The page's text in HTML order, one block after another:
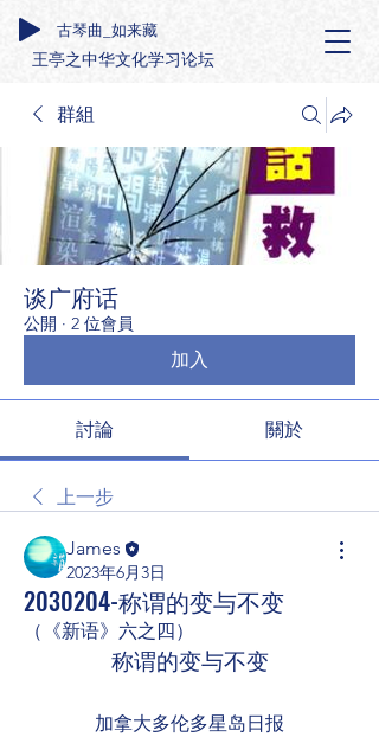
古琴曲_如来藏
王亭之中华文化学习论坛
群組
谈广府话
公開 · 2 位會員
加入
討論 關於
上一步
James
2023年6月3日
2030204-称谓的变与不变
（《新语》六之四）
称谓的变与不变
加拿大多伦多星岛日报